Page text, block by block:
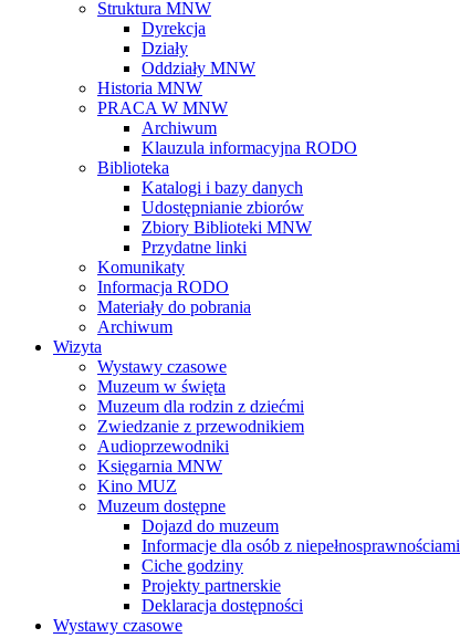
Struktura MNW
Dyrekcja
Działy
Oddziały MNW
Historia MNW
PRACA W MNW
Archiwum
Klauzula informacyjna RODO
Biblioteka
Katalogi i bazy danych
Udostępnianie zbiorów
Zbiory Biblioteki MNW
Przydatne linki
Komunikaty
Informacja RODO
Materiały do pobrania
Archiwum
Wizyta
Wystawy czasowe
Muzeum w święta
Muzeum dla rodzin z dziećmi
Zwiedzanie z przewodnikiem
Audioprzewodniki
Księgarnia MNW
Kino MUZ
Muzeum dostępne
Dojazd do muzeum
Informacje dla osób z niepełnosprawnościami
Ciche godziny
Projekty partnerskie
Deklaracja dostępności
Wystawy czasowe